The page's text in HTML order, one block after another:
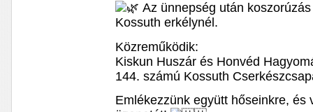
Az ünnepség után
Kossuth erkélynél.
Közreműködik:
Kiskun Huszár és Honvéd
144. számú Kossuth
Emlékezzünk együtt hőseinkre, és